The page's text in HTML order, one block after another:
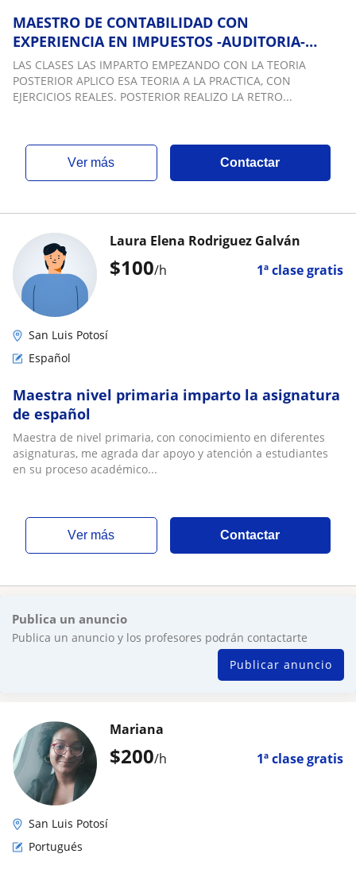
MAESTRO DE CONTABILIDAD CON
EXPERIENCIA EN IMPUESTOS -AUDITORIA-
CONTABILIDAD
LAS CLASES LAS IMPARTO EMPEZANDO CON LA TEORIA
POSTERIOR APLICO ESA TEORIA A LA PRACTICA, CON
EJERCICIOS REALES. POSTERIOR REALIZO LA RETRO...
ver más Contactar
$100/h 1ª clase gratis
Laura Elena Rodriguez Galván
San Luis Potosí
Español
Maestra nivel primaria imparto la asignatura
de español
Maestra de nivel primaria, con conocimiento en diferentes
asignaturas, me agrada dar apoyo y atención a estudiantes
en su proceso académico...
ver más Contactar
Publica un anuncio
Publica un anuncio y los profesores podrán contactarte
Publicar anuncio
$200/h 1ª clase gratis
Mariana
San Luis Potosí
Portugués